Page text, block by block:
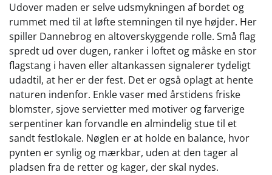
Udover maden er selve udsmykningen af bordet og
rummet med til at løfte stemningen til nye højder. Her
spiller Dannebrog en altoverskyggende rolle. Små flag
spredt ud over dugen, ranker i loftet og måske en stor
flagstang i haven eller altankassen signalerer tydeligt
udadtil, at her er der fest. Det er også oplagt at hente
naturen indenfor. Enkle vaser med årstidens friske
blomster, sjove servietter med motiver og farverige
serpentiner kan forvandle en almindelig stue til et
sandt festlokale. Nøglen er at holde en balance, hvor
pynten er synlig og mærkbar, uden at den tager al
pladsen fra de retter og kager, der skal nydes.